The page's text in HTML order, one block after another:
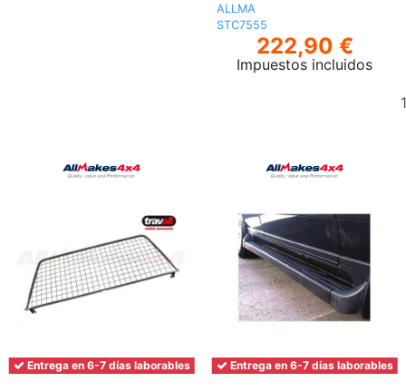
ALLMA
STC7555
222,90 €
Impuestos incluidos
Entrega en 6-7 días laborables Entrega en 6-7 días laborables